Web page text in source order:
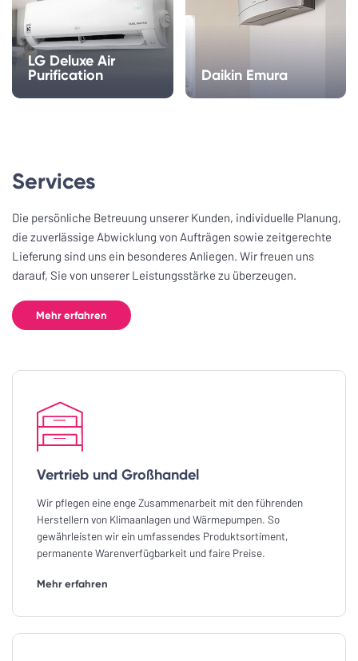
LG Deluxe Air
Purification
Daikin Emura
Services
Die persönliche Betreuung unserer Kunden, individuelle Planung,
die zuverlässige Abwicklung von Aufträgen sowie zeitgerechte
Lieferung sind uns ein besonderes Anliegen. Wir freuen uns
darauf, Sie von unserer Leistungsstärke zu überzeugen.
Mehr erfahren
Vertrieb und Großhandel
Wir pflegen eine enge Zusammenarbeit mit den führenden
Herstellern von Klimaanlagen und Wärmepumpen. So
gewährleisten wir ein umfassendes Produktsortiment,
permanente Warenverfügbarkeit und faire Preise.
Mehr erfahren